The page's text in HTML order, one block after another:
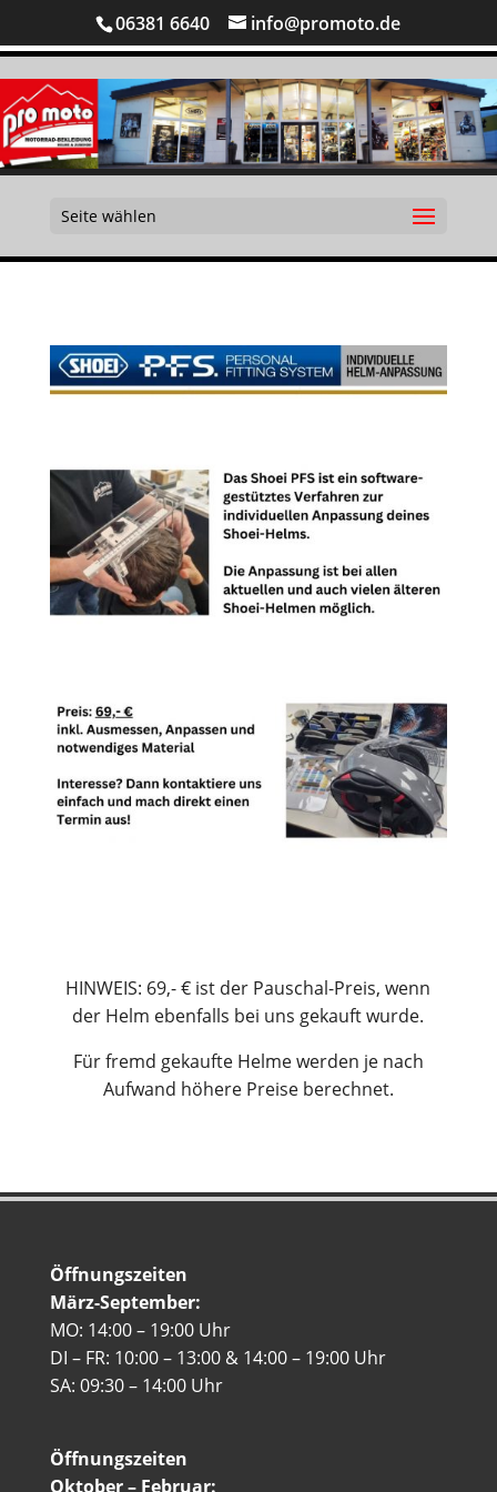
06381 6640 info@promoto.de
Seite wählen
HINWEIS: 69,- € ist der Pauschal-Preis, wenn
der Helm ebenfalls bei uns gekauft wurde.
Für fremd gekaufte Helme werden je nach
Aufwand höhere Preise berechnet.
Öffnungszeiten
März-September:
MO: 14:00 – 19:00 Uhr
DI – FR: 10:00 – 13:00 & 14:00 – 19:00 Uhr
SA: 09:30 – 14:00 Uhr
Öffnungszeiten
Oktober – Februar: